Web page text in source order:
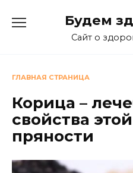
Будем
Сайт о
ГЛАВНАЯ СТРАНИЦА
Корица –
свойства
пряности